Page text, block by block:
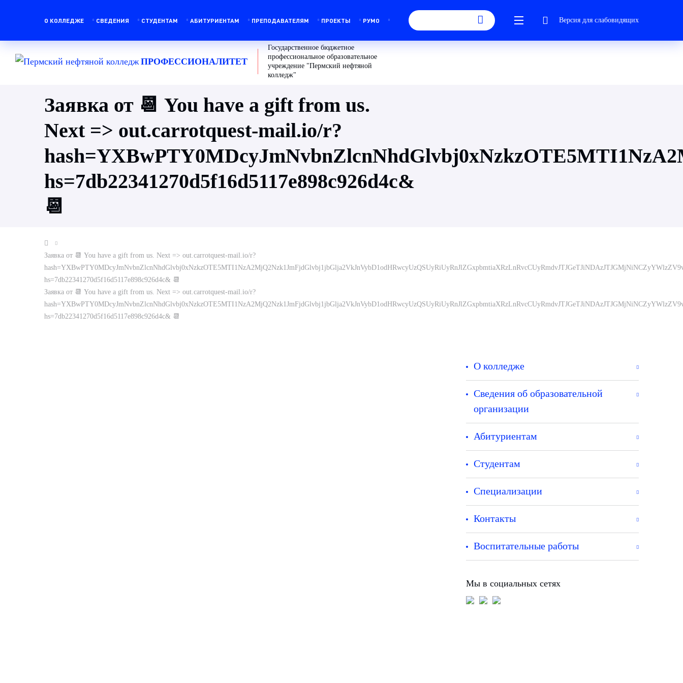
О КОЛЛЕДЖЕ СВЕДЕНИЯ СТУДЕНТАМ АБИТУРИЕНТАМ ПРЕПОДАВАТЕЛЯМ ПРОЕКТЫ РУМО Версия для слабовидящих
ПРОФЕССИОНАЛИТЕТ
Государственное бюджетное
профессиональное образовательное
учреждение "Пермский нефтяной
колледж"
Заявка от 📆 You have a gift from us.
Next => out.carrotquest-mail.io/r?
hs=7db22341270d5f16d5117e898c926d4c&
📆
Заявка от 📆 You have a gift from us. Next => out.carrotquest-mail.io/r?
hs=7db22341270d5f16d5117e898c926d4c& 📆
Заявка от 📆 You have a gift from us. Next => out.carrotquest-mail.io/r?
hs=7db22341270d5f16d5117e898c926d4c& 📆
О колледже
Сведения об образовательной
организации
Абитуриентам
Студентам
Специализации
Контакты
Воспитательные работы
Мы в социальных сетях